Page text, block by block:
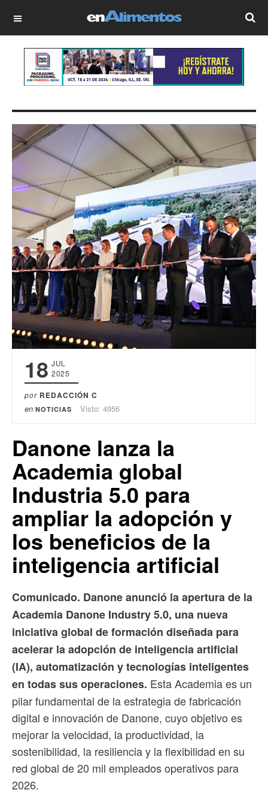
OFF CANVAS
18 JUL
2025
por REDACCIÓN C
en NOTICIAS Visto: 4956
Danone lanza la
Academia global
Industria 5.0 para
ampliar la adopción y
los beneficios de la
inteligencia artificial
Comunicado. Danone anunció la apertura de la
Academia Danone Industry 5.0, una nueva
iniciativa global de formación diseñada para
acelerar la adopción de inteligencia artificial
(IA), automatización y tecnologías inteligentes
en todas sus operaciones. Esta Academia es un
pilar fundamental de la estrategia de fabricación
digital e innovación de Danone, cuyo objetivo es
mejorar la velocidad, la productividad, la
sostenibilidad, la resiliencia y la flexibilidad en su
red global de 20 mil empleados operativos para
2026.